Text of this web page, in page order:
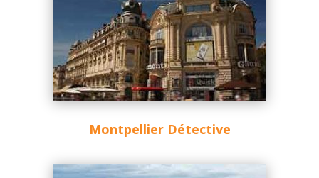
Montpellier Détective